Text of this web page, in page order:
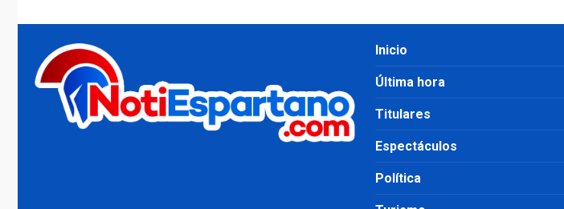
Inicio
Última hora
Titulares
Espectáculos
Política